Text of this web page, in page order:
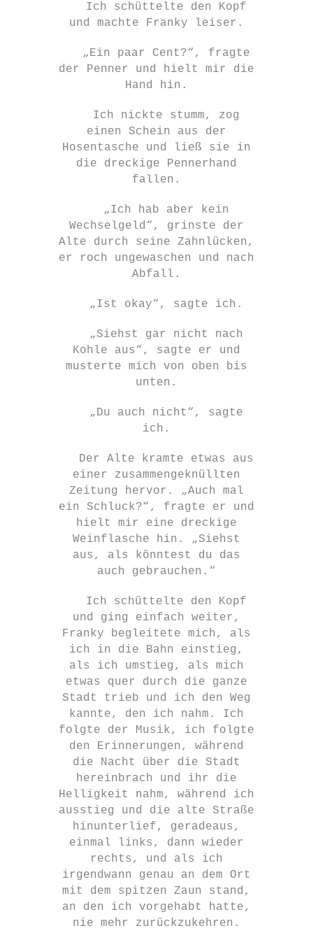
Ich schüttelte den Kopf
und machte Franky leiser.
„Ein paar Cent?“, fragte
der Penner und hielt mir die
Hand hin.
Ich nickte stumm, zog
einen Schein aus der
Hosentasche und ließ sie in
die dreckige Pennerhand
fallen.
„Ich hab aber kein
Wechselgeld“, grinste der
Alte durch seine Zahnlücken,
er roch ungewaschen und nach
Abfall.
„Ist okay“, sagte ich.
„Siehst gar nicht nach
Kohle aus“, sagte er und
musterte mich von oben bis
unten.
„Du auch nicht“, sagte
ich.
Der Alte kramte etwas aus
einer zusammengeknüllten
Zeitung hervor. „Auch mal
ein Schluck?“, fragte er und
hielt mir eine dreckige
Weinflasche hin. „Siehst
aus, als könntest du das
auch gebrauchen.“
Ich schüttelte den Kopf
und ging einfach weiter,
Franky begleitete mich, als
ich in die Bahn einstieg,
als ich umstieg, als mich
etwas quer durch die ganze
Stadt trieb und ich den Weg
kannte, den ich nahm. Ich
folgte der Musik, ich folgte
den Erinnerungen, während
die Nacht über die Stadt
hereinbrach und ihr die
Helligkeit nahm, während ich
ausstieg und die alte Straße
hinunterlief, geradeaus,
einmal links, dann wieder
rechts, und als ich
irgendwann genau an dem Ort
mit dem spitzen Zaun stand,
an den ich vorgehabt hatte,
nie mehr zurückzukehren.